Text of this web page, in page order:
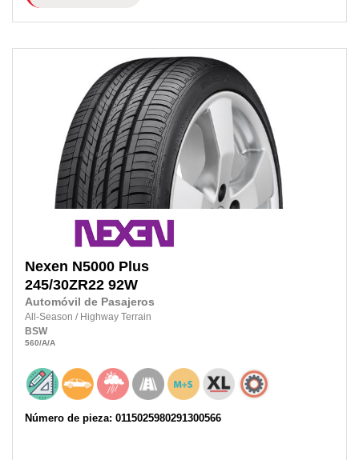
Nexen N5000 Plus
245/30ZR22 92W
Automóvil de Pasajeros
All-Season / Highway Terrain
BSW
560/A/A
Número de pieza: 0115025980291300566